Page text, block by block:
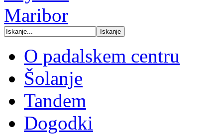
O padalskem centru
Šolanje
Tandem
Dogodki